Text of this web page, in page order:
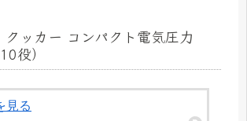
クッカー コンパクト電気圧力
役）
見る